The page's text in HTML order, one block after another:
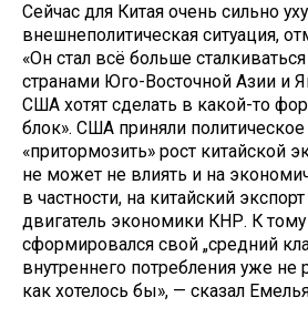
Сейчас для Китая очень сильно
внешнеполитическая ситуация,
«Он стал всё больше
странами Юго-Восточной Азии и
США хотят сделать в какой-то
блок». США приняли
«притормозить» рост китайской
не может не влиять и на
в частности, на китайский
двигатель экономики КНР. К
сформировался свой „средний
внутреннего потребления уже не
как хотелось бы», — сказал